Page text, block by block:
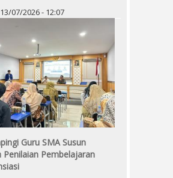
13/07/2026 - 12:07
Guru SMA Susun
Penilaian Pembelajaran